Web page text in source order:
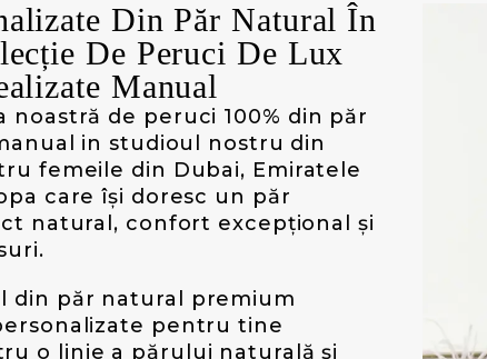
Din Păr Natural În
De Peruci De Lux
Manual
noastră de peruci 100% din păr
in studioul nostru din
femeile din Dubai, Emiratele
care își doresc un păr
natural, confort excepțional și
din păr natural premium
pentru tine
o linie a părului naturală și